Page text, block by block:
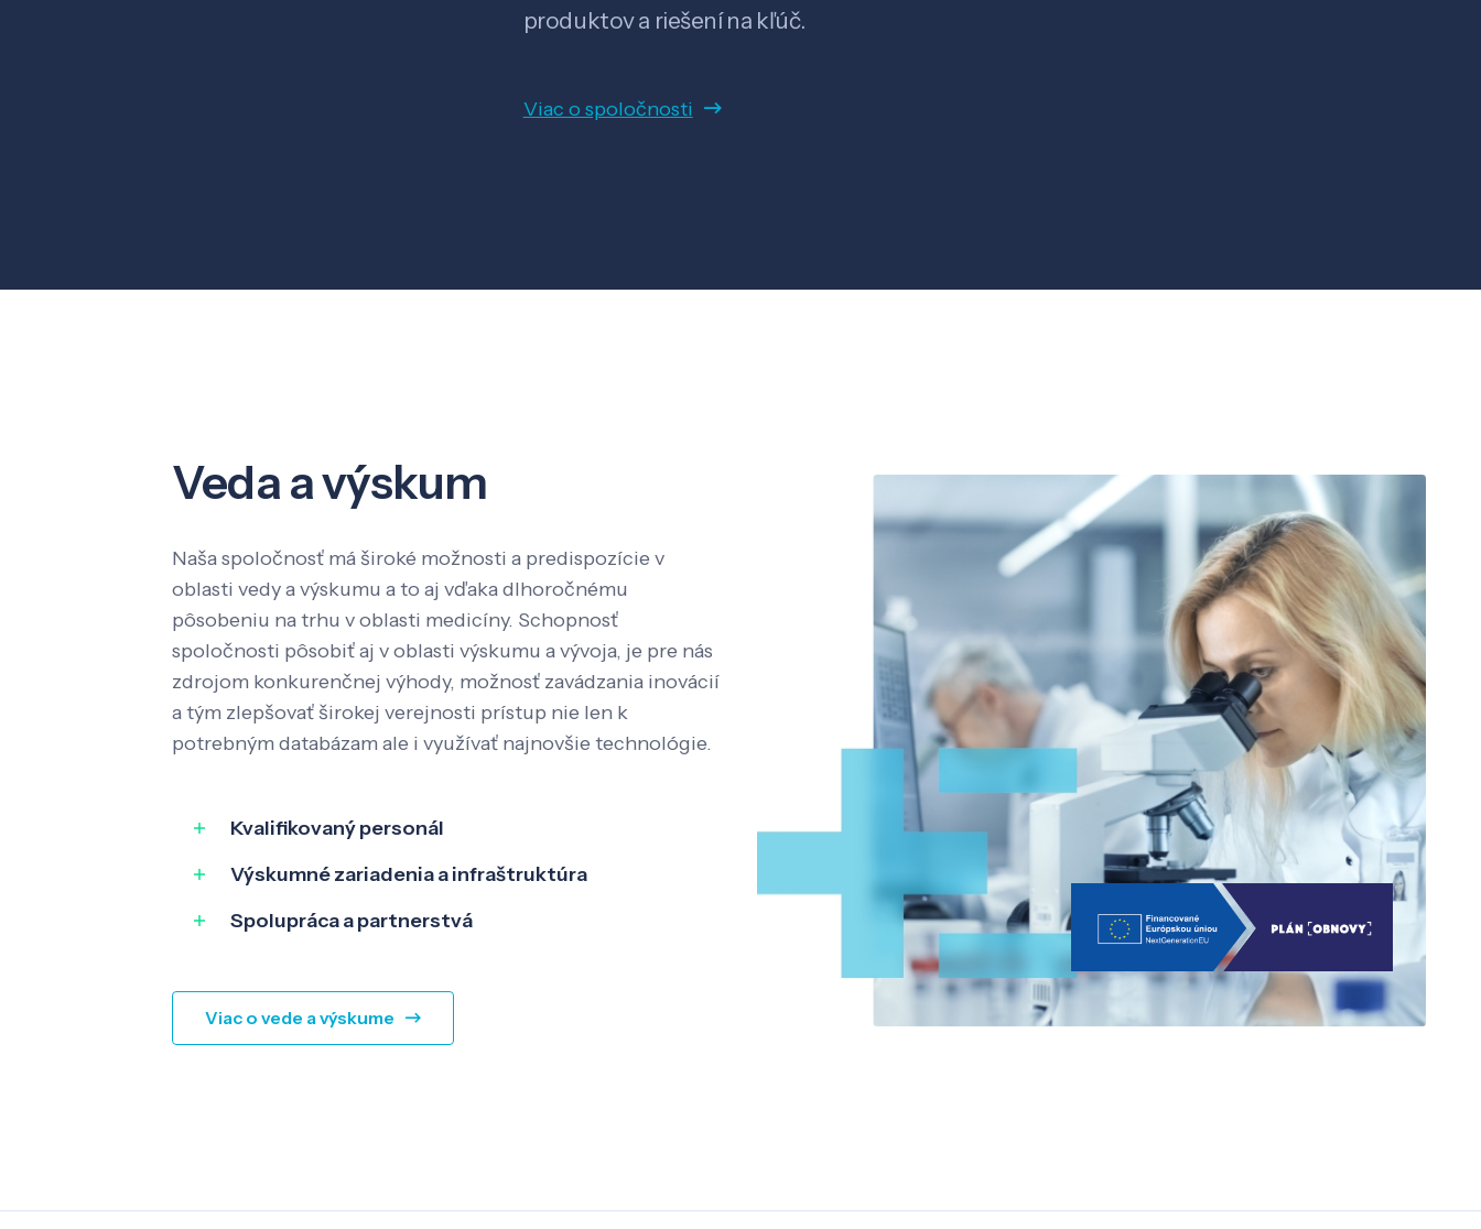
produktov a riešení na kľúč.
Viac o spoločnosti
Veda a výskum
Naša spoločnosť má široké možnosti a predispozície v
oblasti vedy a výskumu a to aj vďaka dlhoročnému
pôsobeniu na trhu v oblasti medicíny. Schopnosť
spoločnosti pôsobiť aj v oblasti výskumu a vývoja, je pre nás
zdrojom konkurenčnej výhody, možnosť zavádzania inovácií
a tým zlepšovať širokej verejnosti prístup nie len k
potrebným databázam ale i využívať najnovšie technológie.
Kvalifikovaný personál
Výskumné zariadenia a infraštruktúra
Spolupráca a partnerstvá
Viac o vede a výskume